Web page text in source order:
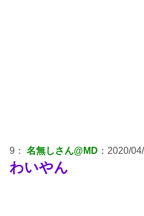
9： 名無しさん@MD ：2020/
わいやん